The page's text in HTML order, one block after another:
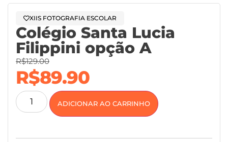
XIIS FOTOGRAFIA ESCOLAR
Colégio Santa Lucia
Filippini opção A
R$129.00
R$89.90
ADICIONAR AO CARRINHO